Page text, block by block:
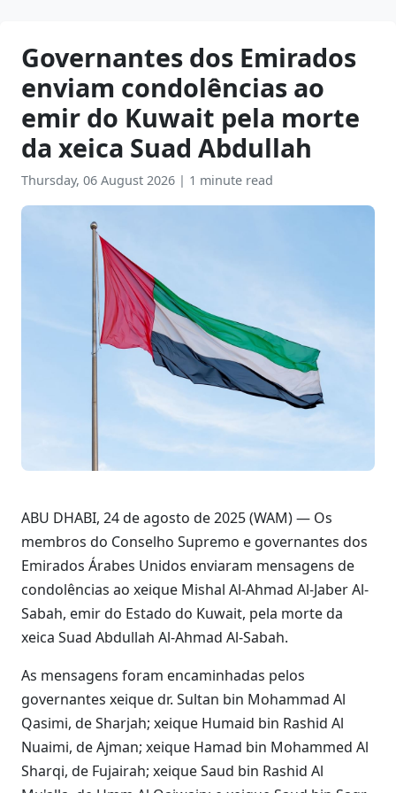
Governantes dos Emirados
enviam condolências ao
emir do Kuwait pela morte
da xeica Suad Abdullah
Thursday, 06 August 2026 | 1 minute read
ABU DHABI, 24 de agosto de 2025 (WAM) — Os
membros do Conselho Supremo e governantes dos
Emirados Árabes Unidos enviaram mensagens de
condolências ao xeique Mishal Al-Ahmad Al-Jaber Al-
Sabah, emir do Estado do Kuwait, pela morte da
xeica Suad Abdullah Al-Ahmad Al-Sabah.
As mensagens foram encaminhadas pelos
governantes xeique dr. Sultan bin Mohammad Al
Qasimi, de Sharjah; xeique Humaid bin Rashid Al
Nuaimi, de Ajman; xeique Hamad bin Mohammed Al
Sharqi, de Fujairah; xeique Saud bin Rashid Al